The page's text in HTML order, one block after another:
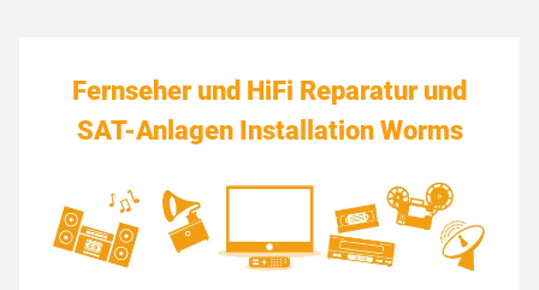
Fernseher und HiFi Reparatur und
SAT-Anlagen Installation Worms